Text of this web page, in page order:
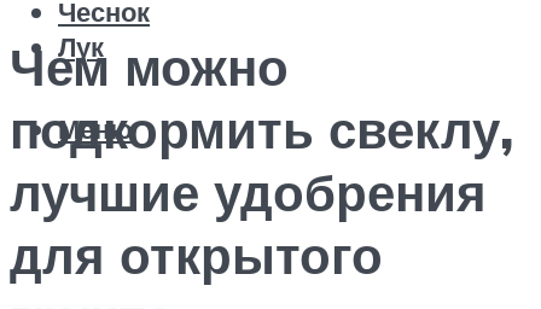
Чеснок
Лук
Меню
Чем можно
подкормить свеклу,
лучшие удобрения
для открытого